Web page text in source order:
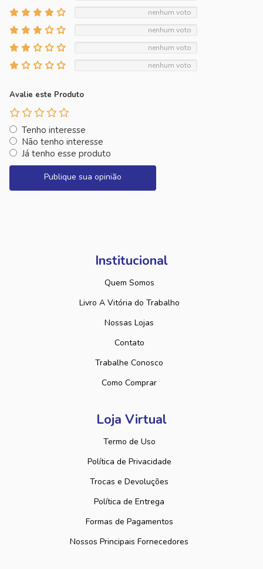
nenhum voto
nenhum voto
nenhum voto
nenhum voto
Avalie este Produto
Tenho interesse
Não tenho interesse
Já tenho esse produto
Publique sua opinião
Institucional
Quem Somos
Livro A Vitória do Trabalho
Nossas Lojas
Contato
Trabalhe Conosco
Como Comprar
Loja Virtual
Termo de Uso
Política de Privacidade
Trocas e Devoluções
Política de Entrega
Formas de Pagamentos
Nossos Principais Fornecedores